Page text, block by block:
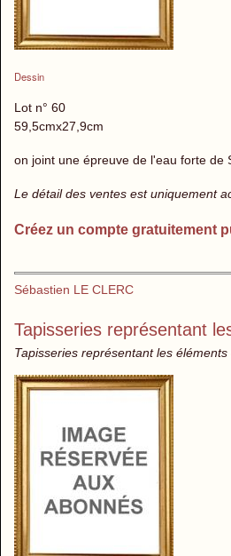
Dessin
Lot n° 60
59,5cmx27,9cm
on joint une épreuve de l'eau forte de
Le détail des ventes est uniquement
Créez un compte gratuitement
Sébastien LE CLERC
Tapisseries représentant
Tapisseries représentant les